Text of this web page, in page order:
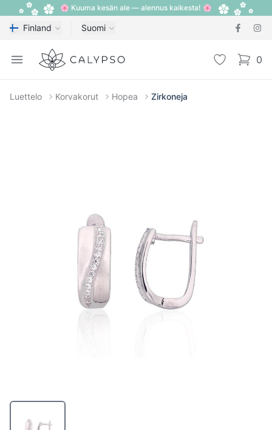
🌸 Kuuma kesän ale — alennus kaikesta! 🌸
Finland Suomi
Open menu
Calypso Toivelista 0
items
Luettelo Korvakorut Hopea Zirkoneja